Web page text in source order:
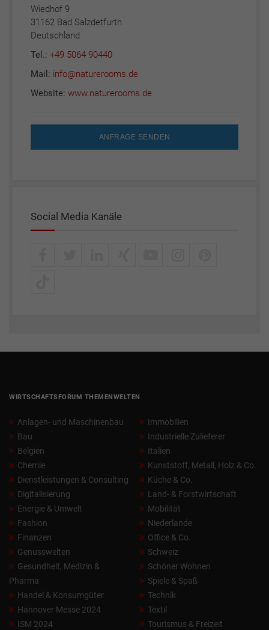
Wiedhof 9
31162 Bad Salzdetfurth
Deutschland
Tel.: +49 5064 90440
Mail: info@naturerooms.de
Website: www.naturerooms.de
ANFRAGE SENDEN
Social Media Kanäle
WIRTSCHAFTSFORUM THEMENWELTEN
Anlagen- und Maschinenbau
Bau
Belgien
Chemie
Dienstleistungen & Consulting
Digitalisierung
Energie & Umwelt
Fashion
Finanzen
Genusswelten
Gesundheit, Medizin &
Pharma
Handel & Konsumgüter
Hannover Messe 2024
ISM 2024
Immobilien
Industrielle Zulieferer
Italien
Kunststoff, Metall, Holz & Co.
Küche & Co.
Land- & Forstwirtschaft
Mobilität
Niederlande
Office & Co.
Schweiz
Schöner Wohnen
Spiele & Spaß
Technik
Textil
Tourismus & Freizeit